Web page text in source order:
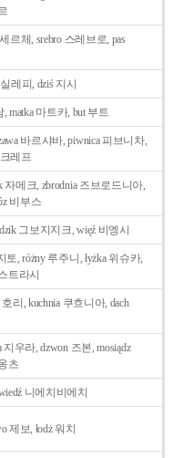
세르체, srebro 스레브로, pas
레피, dziś 지시
, matka 마트카, but 부트
바르샤바, piwnica 피브니차,
레프
자메크, zbrodnia 즈브로드니아,
비부스
그보지지크, więź 비엥시
토, różny 루주니, łyżka 위슈카,
트라시
호리, kuchnia 쿠흐니아, dach
지우라, dzwon 즈본, mosiądz
츠
니에치비에치
제보, łodż 워치